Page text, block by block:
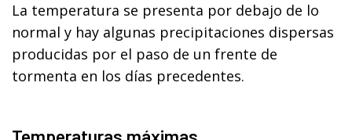
La temperatura se presenta por debajo de lo
normal y hay algunas precipitaciones dispersas
producidas por el paso de un frente de
tormenta en los días precedentes.